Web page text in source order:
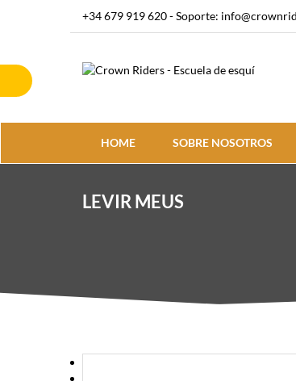
+34 679 919 620 - Soporte:
HOME SOBRE NOSOTROS
LEVIR MEUS